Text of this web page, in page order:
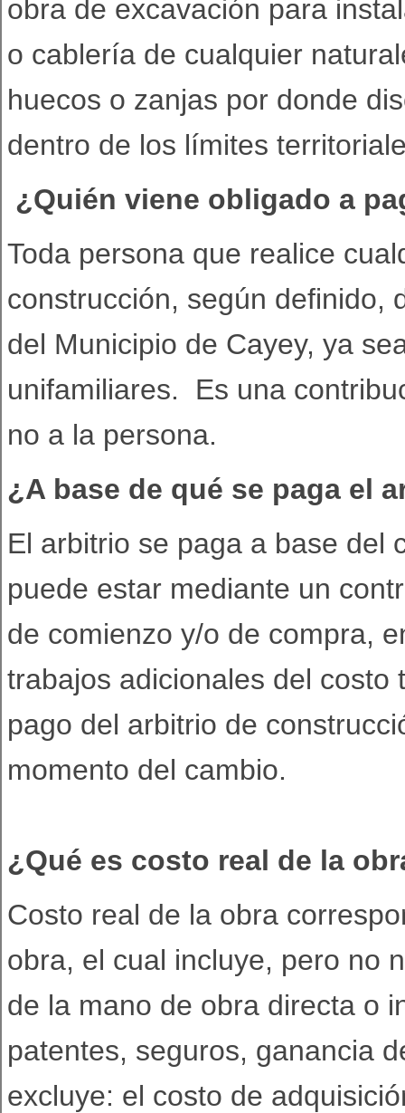
obra de excavación para
o cablería de cualquier
huecos o zanjas por donde
dentro de los límites
¿Quién viene obligado a
Toda persona que realice
construcción, según definido,
del Municipio de Cayey, ya
unifamiliares. Es una
no a la persona.
¿A base de qué se paga el
El arbitrio se paga a base
puede estar mediante un
de comienzo y/o de compra,
trabajos adicionales del costo
pago del arbitrio de
momento del cambio.
¿Qué es costo real de la
Costo real de la obra
obra, el cual incluye, pero no
de la mano de obra directa o
patentes, seguros, ganancia
excluye: el costo de